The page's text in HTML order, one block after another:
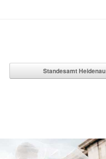
Standesamt Heidenau